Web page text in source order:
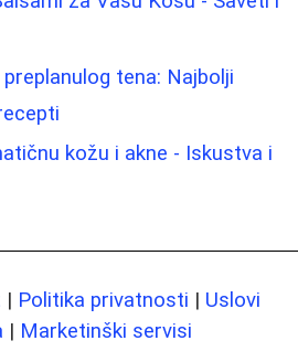
tena: Najbolji
kožu i akne - Iskustva i
| Politika privatnosti | Uslovi
| Marketinški servisi